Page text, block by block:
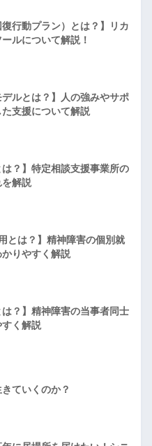
復行動プラン）とは？】リカ
ルについて解説！
デルとは？】人の強みやサポ
支援について解説
は？】特定相談支援事業所の
解説
とは？】精神障害の個別就
りやすく解説
は？】精神障害の当事者同士
く解説
ていくのか？